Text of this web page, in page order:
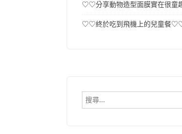
♡♡分享動物造型面膜實在很
♡♡終於吃到飛機上的兒童餐
搜